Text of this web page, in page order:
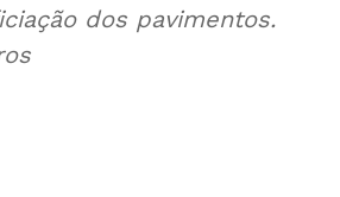
dos pavimentos.